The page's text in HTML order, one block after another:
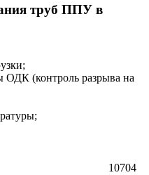
труб ППУ в
ОДК (контроль разрыва на
10704